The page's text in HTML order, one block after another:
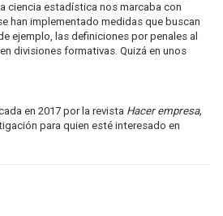
ciencia estadística nos marcaba con
han implementado medidas que buscan
ejemplo, las definiciones por penales al
divisiones formativas. Quizá en unos
en 2017 por la revista Hacer empresa,
para quien esté interesado en